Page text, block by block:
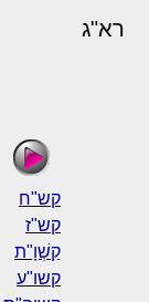
רא"ג
קש"ח
קש"ז
קַשְׁוָ"ת
קשו"ע